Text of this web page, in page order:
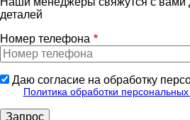
деталей
Номер телефона
Даю согласие на обработку
Политика обработки